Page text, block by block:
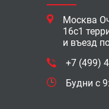
Москва
16с1
и въезд
+7 (499)
Будни с